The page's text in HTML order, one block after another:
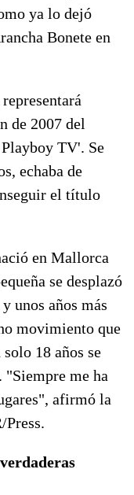
ya lo dejó
Bonete en
de 2007 del
TV'. Se
echaba de
el título
en Mallorca
se desplazó
unos años más
movimiento que
18 años se
"Siempre me ha
afirmó la